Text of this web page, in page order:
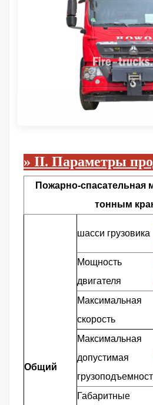
» II. Параметры
Пожарно-спасательная
тонным
Общий
шасси грузовика
Мощность
двигателя
Максимальная
скорость
Максимальная
допустимая
Габаритные